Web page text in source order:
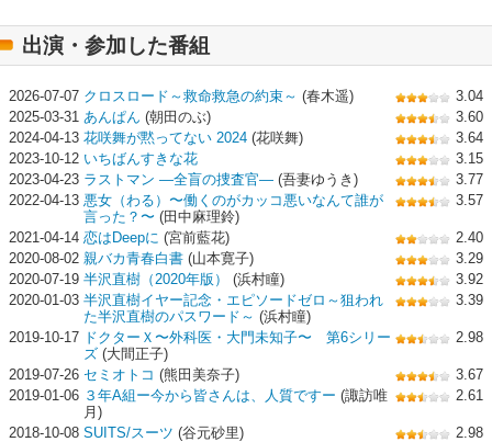
出演・参加した番組
2026-07-07 クロスロード～救命救急の約束～ (春木遥)
3.04
2025-03-31 あんぱん (朝田のぶ)
3.60
2024-04-13 花咲舞が黙ってない 2024 (花咲舞)
3.64
2023-10-12 いちばんすきな花
3.15
2023-04-23 ラストマン ―全盲の捜査官― (吾妻ゆうき)
3.77
2022-04-13 悪女（わる）〜働くのがカッコ悪いなんて誰が
言った？〜 (田中麻理鈴)
3.57
2021-04-14 恋はDeepに (宮前藍花)
2.40
2020-08-02 親バカ青春白書 (山本寛子)
3.29
2020-07-19 半沢直樹（2020年版） (浜村瞳)
3.92
2020-01-03 半沢直樹イヤー記念・エピソードゼロ～狙われ
た半沢直樹のパスワード～ (浜村瞳)
3.39
2019-10-17 ドクターＸ〜外科医・大門未知子〜 第6シリー
ズ (大間正子)
2.98
2019-07-26 セミオトコ (熊田美奈子)
3.67
2019-01-06 ３年A組ー今から皆さんは、人質ですー (諏訪唯
月)
2.61
2018-10-08 SUITS/スーツ (谷元砂里)
2.98